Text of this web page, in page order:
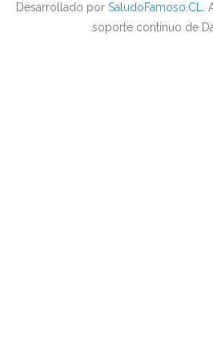
Desarrollado por SaludoFamoso.CL
soporte continuo de